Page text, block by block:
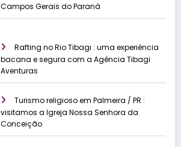
Campos Gerais do Paraná
Rafting no Rio Tibagi : uma experiência
bacana e segura com a Agência Tibagi
Aventuras
Turismo religioso em Palmeira / PR :
visitamos a Igreja Nossa Senhora da
Conceição